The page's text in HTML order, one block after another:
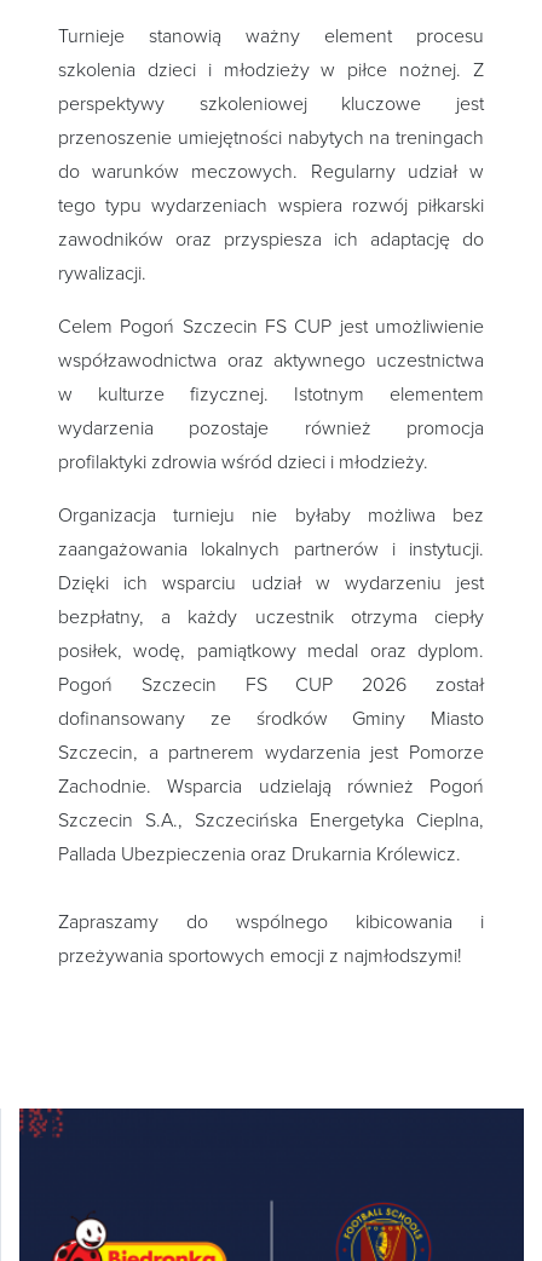
Turnieje stanowią ważny element procesu
szkolenia dzieci i młodzieży w piłce nożnej. Z
perspektywy szkoleniowej kluczowe jest
przenoszenie umiejętności nabytych na treningach
do warunków meczowych. Regularny udział w
tego typu wydarzeniach wspiera rozwój piłkarski
zawodników oraz przyspiesza ich adaptację do
rywalizacji.
Celem Pogoń Szczecin FS CUP jest umożliwienie
współzawodnictwa oraz aktywnego uczestnictwa
w kulturze fizycznej. Istotnym elementem
wydarzenia pozostaje również promocja
profilaktyki zdrowia wśród dzieci i młodzieży.
Organizacja turnieju nie byłaby możliwa bez
zaangażowania lokalnych partnerów i instytucji.
Dzięki ich wsparciu udział w wydarzeniu jest
bezpłatny, a każdy uczestnik otrzyma ciepły
posiłek, wodę, pamiątkowy medal oraz dyplom.
Pogoń Szczecin FS CUP 2026 został
dofinansowany ze środków Gminy Miasto
Szczecin, a partnerem wydarzenia jest Pomorze
Zachodnie. Wsparcia udzielają również Pogoń
Szczecin S.A., Szczecińska Energetyka Cieplna,
Pallada Ubezpieczenia oraz Drukarnia Królewicz.
Zapraszamy do wspólnego kibicowania i
przeżywania sportowych emocji z najmłodszymi!